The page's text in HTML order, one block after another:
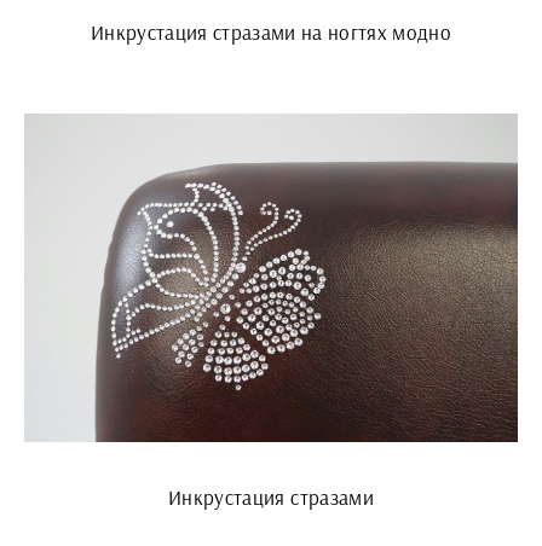
Инкрустация стразами на ногтях модно
Инкрустация стразами